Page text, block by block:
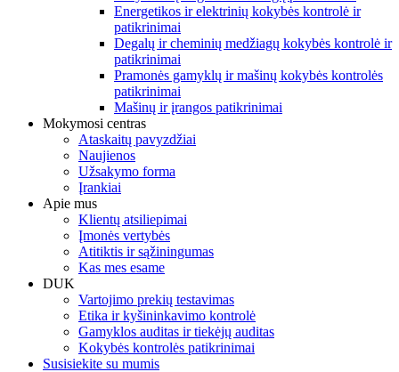
Energetikos ir elektrinių kokybės kontrolė ir
patikrinimai
Degalų ir cheminių medžiagų kokybės kontrolė ir
patikrinimai
Pramonės gamyklų ir mašinų kokybės kontrolės
patikrinimai
Mašinų ir įrangos patikrinimai
Mokymosi centras
Ataskaitų pavyzdžiai
Naujienos
Užsakymo forma
Įrankiai
Apie mus
Klientų atsiliepimai
Įmonės vertybės
Atitiktis ir sąžiningumas
Kas mes esame
DUK
Vartojimo prekių testavimas
Etika ir kyšininkavimo kontrolė
Gamyklos auditas ir tiekėjų auditas
Kokybės kontrolės patikrinimai
Susisiekite su mumis